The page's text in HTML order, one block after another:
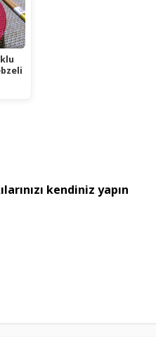
kendiniz yapın